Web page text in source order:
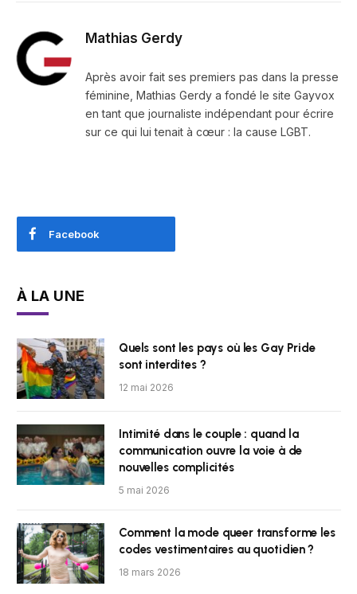
Mathias Gerdy
Après avoir fait ses premiers pas dans la presse
féminine, Mathias Gerdy a fondé le site Gayvox
en tant que journaliste indépendant pour écrire
sur ce qui lui tenait à cœur : la cause LGBT.
Facebook
À LA UNE
Quels sont les pays où les Gay Pride
sont interdites ?
12 mai 2026
Intimité dans le couple : quand la
communication ouvre la voie à de
nouvelles complicités
5 mai 2026
Comment la mode queer transforme les
codes vestimentaires au quotidien ?
18 mars 2026